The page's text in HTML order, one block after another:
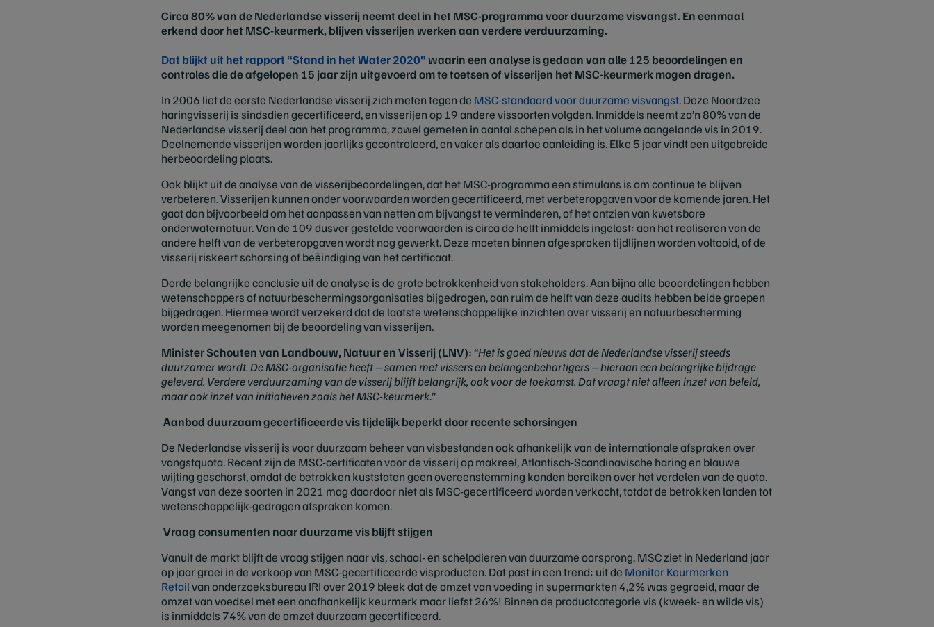
Circa 80% van de Nederlandse visserij neemt deel in het MSC-programma voor duurzame visvangst. En eenmaal
erkend door het MSC-keurmerk, blijven visserijen werken aan verdere verduurzaming.
Dat blijkt uit het rapport “Stand in het Water 2020”waarin een analyse is gedaan van alle 125 beoordelingen en
controles die de afgelopen 15 jaar zijn uitgevoerd om te toetsen of visserijen het MSC-keurmerk mogen dragen.
In 2006 liet de eerste Nederlandse visserij zich meten tegen de MSC-standaard voor duurzame visvangst. Deze Noordzee
haringvisserij is sindsdien gecertificeerd, en visserijen op 19 andere vissoorten volgden. Inmiddels neemt zo’n 80% van de
Nederlandse visserij deel aan het programma, zowel gemeten in aantal schepen als in het volume aangelande vis in 2019.
Deelnemende visserijen worden jaarlijks gecontroleerd, en vaker als daartoe aanleiding is. Elke 5 jaar vindt een uitgebreide
herbeoordeling plaats.
Ook blijkt uit de analyse van de visserijbeoordelingen, dat het MSC-programma een stimulans is om continue te blijven
verbeteren. Visserijen kunnen onder voorwaarden worden gecertificeerd, met verbeteropgaven voor de komende jaren. Het
gaat dan bijvoorbeeld om het aanpassen van netten om bijvangst te verminderen, of het ontzien van kwetsbare
onderwaternatuur. Van de 109 dusver gestelde voorwaarden is circa de helft inmiddels ingelost: aan het realiseren van de
andere helft van de verbeteropgaven wordt nog gewerkt. Deze moeten binnen afgesproken tijdlijnen worden voltooid, of de
visserij riskeert schorsing of beëindiging van het certificaat.
Derde belangrijke conclusie uit de analyse is de grote betrokkenheid van stakeholders. Aan bijna alle beoordelingen hebben
wetenschappers of natuurbeschermingsorganisaties bijgedragen, aan ruim de helft van deze audits hebben beide groepen
bijgedragen. Hiermee wordt verzekerd dat de laatste wetenschappelijke inzichten over visserij en natuurbescherming
worden meegenomen bij de beoordeling van visserijen.
Minister Schouten van Landbouw, Natuur en Visserij (LNV):“Het is goed nieuws dat de Nederlandse visserij steeds
duurzamer wordt. De MSC-organisatie heeft – samen met vissers en belangenbehartigers – hieraan een belangrijke bijdrage
geleverd. Verdere verduurzaming van de visserij blijft belangrijk, ook voor de toekomst. Dat vraagt niet alleen inzet van beleid,
maar ook inzet van initiatieven zoals het MSC-keurmerk.”
Aanbod duurzaam gecertificeerde vis tijdelijk beperkt door recente schorsingen
De Nederlandse visserij is voor duurzaam beheer van visbestanden ook afhankelijk van de internationale afspraken over
vangstquota. Recent zijn de MSC-certificaten voor de visserij op makreel, Atlantisch-Scandinavische haring en blauwe
wijting geschorst, omdat de betrokken kuststaten geen overeenstemming konden bereiken over het verdelen van de quota.
Vangst van deze soorten in 2021 mag daardoor niet als MSC-gecertificeerd worden verkocht, totdat de betrokken landen tot
wetenschappelijk-gedragen afspraken komen.
Vraag consumenten naar duurzame vis blijft stijgen
Vanuit de markt blijft de vraag stijgen naar vis, schaal- en schelpdieren van duurzame oorsprong. MSC ziet in Nederland jaar
op jaar groei in de verkoop van MSC-gecertificeerde visproducten. Dat past in een trend: uit de Monitor Keurmerken
Retailvan onderzoeksbureau IRI over 2019 bleek dat de omzet van voeding in supermarkten 4,2% was gegroeid, maar de
omzet van voedsel met een onafhankelijk keurmerk maar liefst 26%! Binnen de productcategorie vis (kweek- en wilde vis)
is inmiddels 74% van de omzet duurzaam gecertificeerd.